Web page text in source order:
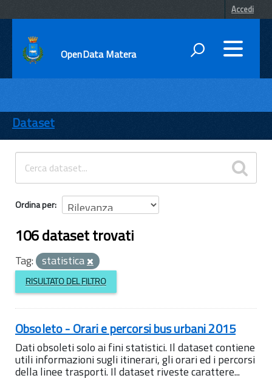
Accedi
OpenData Matera
ENTI
TEMI
INFORMAZIONI
Dataset
Ordina per
106 dataset trovati
Tag: statistica
RISULTATO DEL FILTRO
Obsoleto - Orari e percorsi bus urbani 2015
Dati obsoleti solo ai fini statistici. Il dataset contiene
utili informazioni sugli itinerari, gli orari ed i percorsi
della linee trasporti. Il dataset riveste carattere...